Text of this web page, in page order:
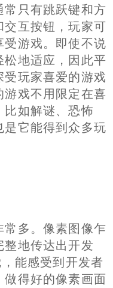
常只有跳跃键和方
交互按钮，玩家可
受游戏。即使不说
松地适应，因此平
受玩家喜爱的游戏
戏不用限定在喜
比如解谜、恐怖
是它能得到众多玩
多。像素图像乍
整地传达出开发
能感受到开发者
得好的像素画面